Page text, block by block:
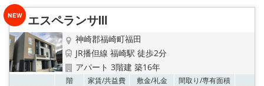
り
エスペランサⅢ
神崎郡福崎町福田
JR播但線 福崎駅 徒歩2分
アパート 3階建 築16年
階 家賃/共益費 敷金/礼金 間取り/専有面積